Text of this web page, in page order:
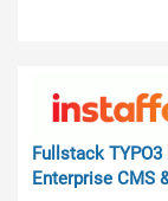
Fullstack
Enterprise CMS